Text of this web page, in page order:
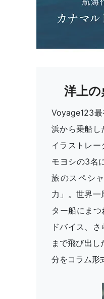
洋上
Voyage123
浜から乗船し
イラストレー
モヨシの3名
旅のスペシ
力」。世界一
ター船にま
ドバイス、
まで飛び出
分をコラム形